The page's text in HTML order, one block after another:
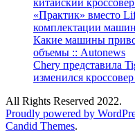
китайский
«Практик» вместо
комплектации
Какие машины
объемы :: Autonews
Chery представила
изменился
All Rights Reserved 2022.
Proudly powered by
Candid Themes.